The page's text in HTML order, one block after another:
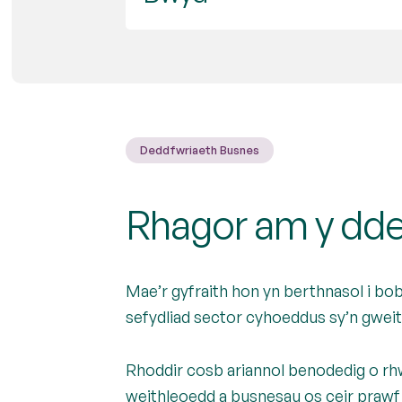
Deddfwriaeth Busnes
Rhagor am y
Mae’r gyfraith hon yn berthnasol i
sefydliad sector cyhoeddus sy’n
Rhoddir cosb ariannol benodedig o
weithleoedd a busnesau os ceir